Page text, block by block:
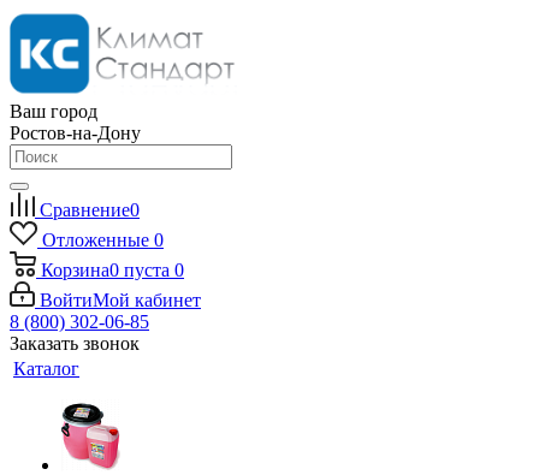
Ваш город
Ростов-на-Дону
Сравнение0
Отложенные 0
Корзина0 пуста 0
ВойтиМой кабинет
8 (800) 302-06-85
Заказать звонок
Каталог